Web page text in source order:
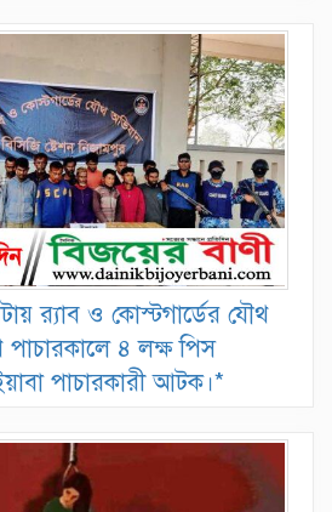
র‍্যাব ও কোস্টগার্ডের যৌথ
পাচারকালে ৪ লক্ষ পিস
পাচারকারী আটক।*